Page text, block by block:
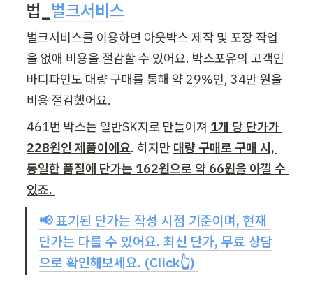
법_ 벌크서비스
벌크서비스를 이용하면 아웃박스 제작 및 포장 작업
을 없애 비용을 절감할 수 있어요. 박스포유의 고객인
바디파인도 대량 구매를 통해 약 29%인, 34만 원을
비용 절감했어요.
461번 박스는 일반SK지로 만들어져 1개 당 단가가
228원인 제품이에요. 하지만 대량 구매로 구매 시,
동일한 품질에 단가는 162원으로 약 66원을 아낄 수
있죠.
📢 표기된 단가는 작성 시점 기준이며, 현재
단가는 다를 수 있어요. 최신 단가, 무료 상담
으로 확인해보세요. (Click👆)